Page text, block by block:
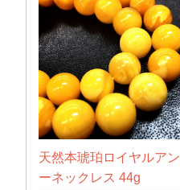
天然本琥珀ロイヤルア
ーネックレス 44g